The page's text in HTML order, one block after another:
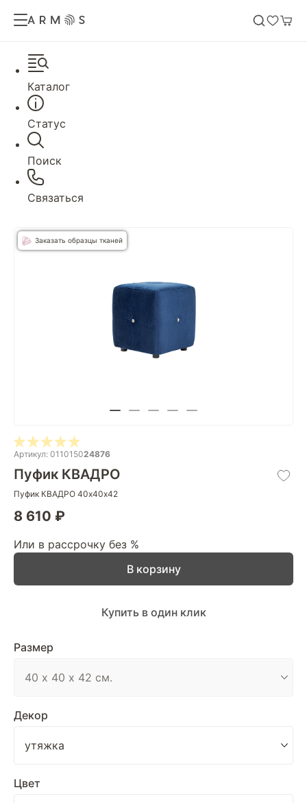
Каталог
Статус
Поиск
Связаться
Заказать образцы тканей
Артикул: 011015024876
Пуфик КВАДРО
Пуфик КВАДРО 40х40х42
8 610 ₽
Или в рассрочку без %
Размер
Декор
Цвет
В корзину
Купить в один клик